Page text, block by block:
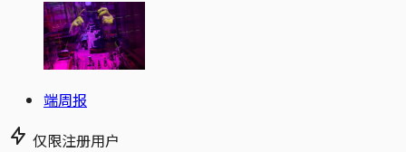
端周报
仅限注册用户